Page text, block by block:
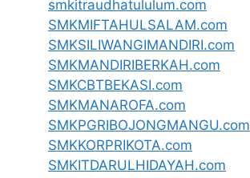
smkitraudhatululum.com
SMKMIFTAHULSALAM.com
SMKSILIWANGIMANDIRI.com
SMKMANDIRIBERKAH.com
SMKCBTBEKASI.com
SMKMANAROFA.com
SMKPGRIBOJONGMANGU.com
SMKKORPRIKOTA.com
SMKITDARULHIDAYAH.com